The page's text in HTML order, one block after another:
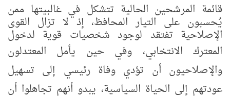
قائمة المرشحين الحالية تتشكل في غالبيتها ممن
يُحسبون على التيار المحافظ، إذ لا تزال القوى
الإصلاحية تفتقد لوجود شخصيات قوية لدخول
المعترك الانتخابي، وفي حين يأمل المعتدلون
والإصلاحيون أن تؤدي وفاة رئيسي إلى تسهيل
عودتهم إلى الحياة السياسية، يبدو أنهم تجاهلوا أن